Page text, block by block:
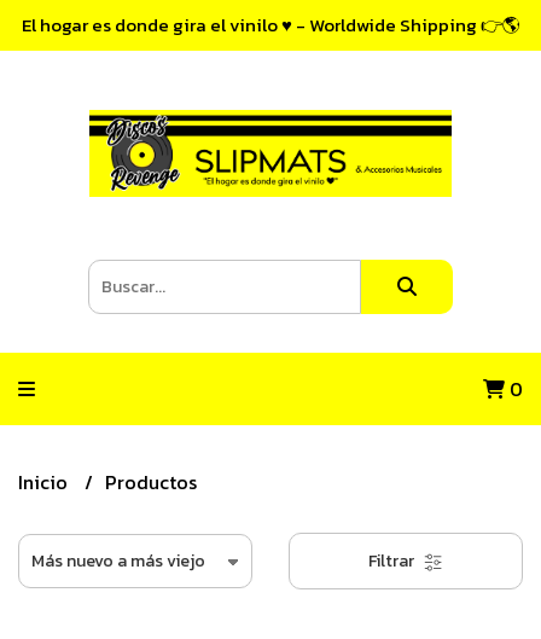
El hogar es donde gira el vinilo ♥ - Worldwide Shipping 👉🌎
0
Inicio Productos
Filtrar